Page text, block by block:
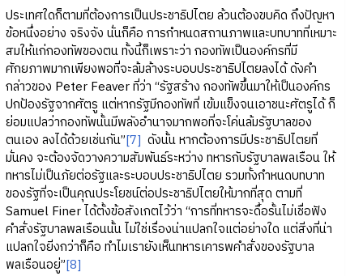
ประเทศใดก็ตามที่ต้องการเป็นประชาธิปไตย ล้วนต้องขบคิด ถึงปัญหา
ข้อหนึ่งอย่าง จริงจัง นั่นก็คือ การกําหนดสถานภาพและบทบาทที่เหมาะ
สมให้แก่กองทัพของตน ทั้งนี้ก็เพราะว่า กองทัพเป็นองค์กรที่มี
ศักยภาพมากเพียงพอที่จะล้มล้างระบอบประชาธิปไตยลงได้ ดังคํา
กล่าวของ Peter Feaver ที่ว่า “รัฐสร้าง กองทัพขึ้นมาให้เป็นองค์กร
ปกป้องรัฐจากศัตรู แต่หากรัฐมีกองทัพที่ เข้มแข็งจนเอาชนะศัตรูได้ ก็
ย่อมแปลว่ากองทัพนั้นมีพลังอํานาจมากพอที่จะโค่นล้มรัฐบาลของ
ตนเอง ลงได้ด้วยเช่นกัน”[7] ดังนั้น หากต้องการมีประชาธิปไตยที่
มั่นคง จะต้องจัดวางความสัมพันธ์ระหว่าง ทหารกับรัฐบาลพลเรือน ให้
ทหารไม่เป็นภัยต่อรัฐและระบอบประชาธิปไตย รวมทั้งกําหนดบทบาท
ของรัฐที่จะเป็นคุณประโยชน์ต่อประชาธิปไตยให้มากที่สุด ตามที่
Samuel Finer ได้ตั้งข้อสังเกตไว้ว่า “การที่ทหารจะดื้อรั้นไม่เชื่อฟัง
คําสั่งรัฐบาลพลเรือนนั้น ไม่ใช่เรื่องน่าแปลกใจแต่อย่างใด แต่สิ่งที่น่า
แปลกใจยิ่งกว่าก็คือ ทําไมเรายังเห็นทหารเคารพคําสั่งของรัฐบาล
พลเรือนอยู่”[8]